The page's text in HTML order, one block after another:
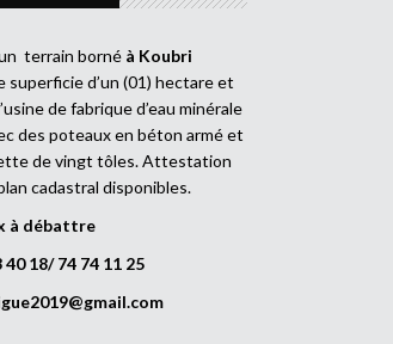
terrain borné à Koubri
superficie d’un (01) hectare et
de fabrique d’eau minérale
des poteaux en béton armé et
de vingt tôles. Attestation
cadastral disponibles.
à débattre
40 18/ 74 74 11 25